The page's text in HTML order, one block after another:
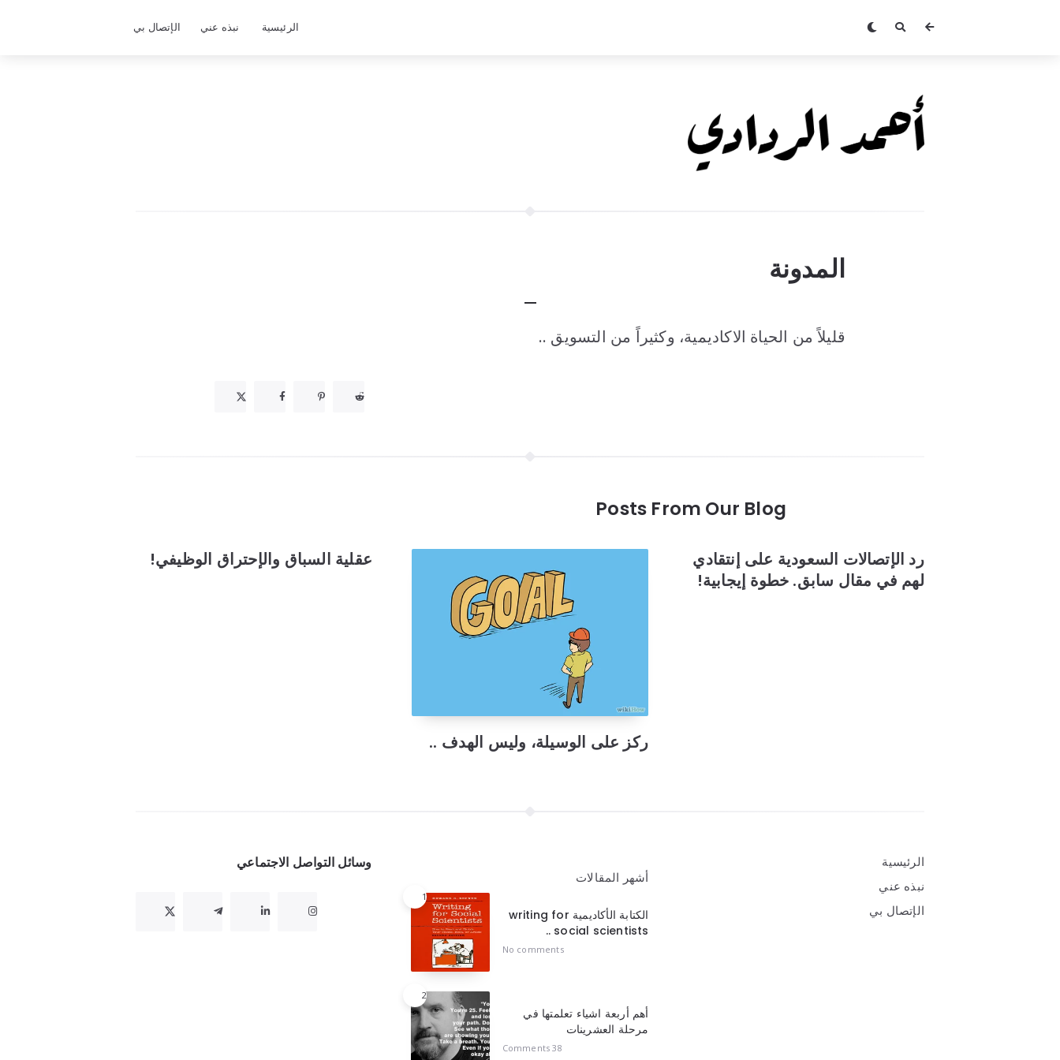
الرئيسية نبذه عني الإتصال بي
المدونة
قليلاً من الحياة الاكاديمية، وكثيراً من التسويق ..
Posts From Our Blog
عقلية السباق والإحتراق الوظيفي!
ركز على الوسيلة، وليس الهدف ..
رد الإتصالات السعودية على إنتقادي
لهم في مقال سابق. خطوة إيجابية!
Widgets وسائل التواصل الاجتماعي
أشهر المقالات
1
الكتابة الأكاديمية writing for
social scientists ..
No comments
2
أهم أربعة اشياء تعلمتها في
مرحلة العشرينات
38 Comments
الرئيسية
نبذه عني
الإتصال بي